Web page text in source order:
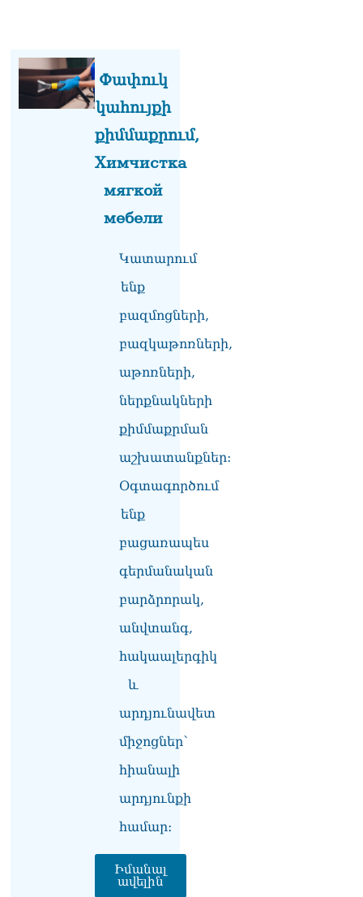
Փափուկ
կահույքի
քիմմաքրում,
Химчистка
мягкой
мебели
Կատարում
ենք
բազմոցների,
բազկաթոռների,
աթոռների,
ներքնակների
քիմմաքրման
աշխատանքներ:
Օգտագործում
ենք
բացառապես
գերմանական
բարձրորակ,
անվտանգ,
հակաալերգիկ
և
արդյունավետ
միջոցներ՝
հիանալի
արդյունքի
համար։
Իմանալ
ավելին
ճեղքվածք կա, ծախսերը
պետք է վերահսկենք.
10.08.2026
նախագահների
ն
ՏԵՍԱՆՅՈւԹ․ Բաքվում եք
եք. ՔՊ-ական Գարիկ
Գաբրիելյանին
10.08.2026
Հանրապետությանը.
վստահաբար ունենալու
ենք. Արամ Վարդևանյան
10.08.2026
նախկին ղեկավարը 28